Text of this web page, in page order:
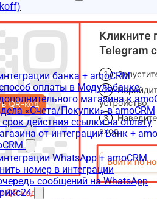
банка + amoCRM
оплаты в Модульбанке
магазина к
«Счета/Покупки» в amoCRM
действия ссылки на оплату
от интеграции Банк +
WhatsApp + amoCRM
номер в интеграции
сообщений на WhatsApp